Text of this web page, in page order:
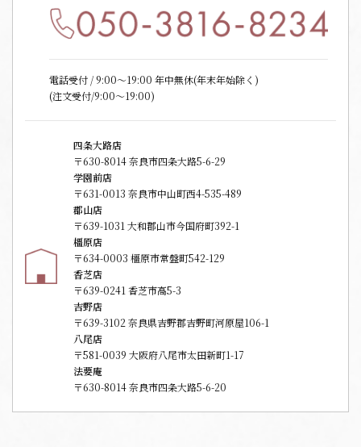
電話受付 / 9:00〜19:00 年中無休(年末年始除く)
(注文受付/9:00～19:00)
四条大路店
〒630-8014 奈良市四条大路5-6-29
学園前店
〒631-0013 奈良市中山町西4-535-489
郡山店
〒639-1031 大和郡山市今国府町392-1
橿原店
〒634-0003 橿原市常盤町542-129
香芝店
〒639-0241 香芝市高5-3
吉野店
〒639-3102 奈良県吉野郡吉野町河原屋106-1
八尾店
〒581-0039 大阪府八尾市太田新町1-17
法要庵
〒630-8014 奈良市四条大路5-6-20